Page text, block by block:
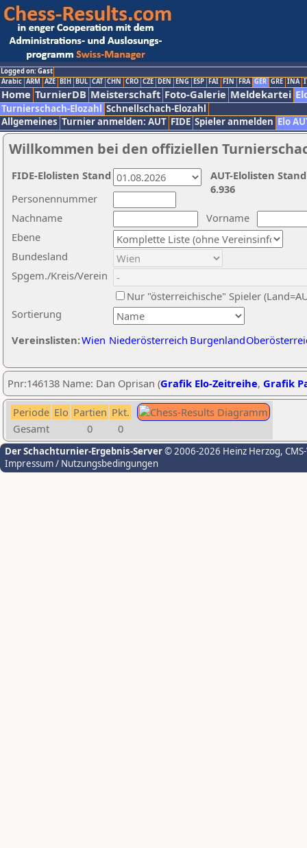
Logged on: Gast
Arabic ARM AZE BIH BUL CAT CHN CRO CZE DEN ENG ESP FAI FIN FRA GER GRE INA
Home TurnierDB Meisterschaft Foto-Galerie Meldekartei
Turnierschach-Elozahl Schnellschach-Elozahl
Allgemeines Turnier anmelden: AUT FIDE Spieler anmelden Elo
Willkommen bei den offiziellen
Nachname
Vorname
Ebene
Sortierung
Personennummer
Bundesland
Spgem./Kreis/Verein
Nur "österreichische" Spieler
Vereinslisten:Wien Niederösterreich Burgenland
AUT-Elolisten
6.936
FIDE-Elolisten Stand
Pnr:146138 Name: Dan Oprisan (Grafik Elo-Zeitreihe, Grafik
Periode Elo Partien Pkt.
Gesamt
0 0
Der Schachturnier-Ergebnis-Server© 2006-2026 Heinz Herzog,
Impressum / Nutzungsbedingungen